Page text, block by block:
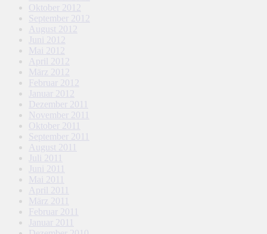
Oktober 2012
September 2012
August 2012
Juni 2012
Mai 2012
April 2012
März 2012
Februar 2012
Januar 2012
Dezember 2011
November 2011
Oktober 2011
September 2011
August 2011
Juli 2011
Juni 2011
Mai 2011
April 2011
März 2011
Februar 2011
Januar 2011